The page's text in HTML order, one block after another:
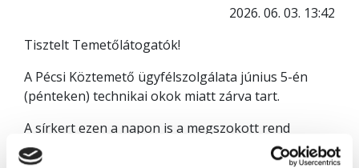
2026. 06. 03. 13:42
Tisztelt Temetőlátogatók!
A Pécsi Köztemető ügyfélszolgálata június 5-én
(pénteken) technikai okok miatt zárva tart.
A sírkert ezen a napon is a megszokott rend
szerint, 6:00 és 20:00 óra között látogatható.